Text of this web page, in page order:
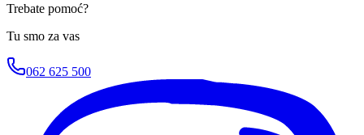
Trebate pomoć?
Tu smo za vas
062 625 500